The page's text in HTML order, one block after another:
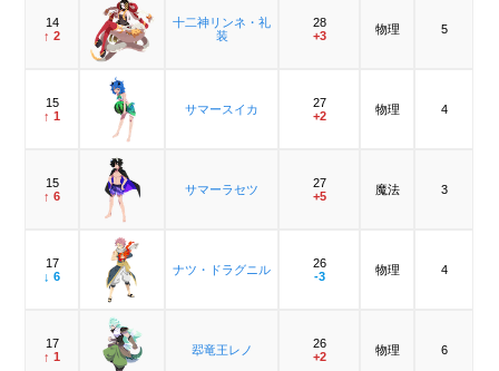
14
↑ 2
十二神リンネ・礼
装
28
+3
物理 5
15
↑ 1
サマースイカ
27
+2
物理 4
15
↑ 6
サマーラセツ
27
+5
魔法 3
17
↓ 6
ナツ・ドラグニル
26
-3
物理 4
17
↑ 1
翆竜王レノ
26
+2
物理 6